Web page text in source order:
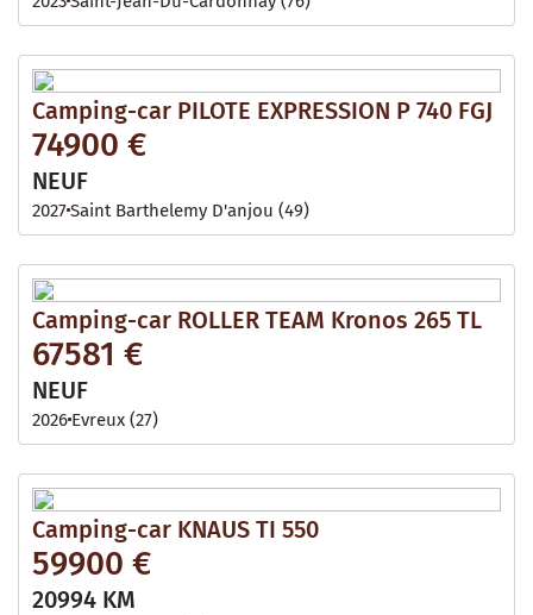
Camping-car PILOTE EXPRESSION P 740 FGJ
74900 €
NEUF
2027Saint Barthelemy D'anjou (49)
Camping-car ROLLER TEAM Kronos 265 TL
67581 €
NEUF
2026 Evreux (27)
Camping-car KNAUS TI 550
59900 €
20994 KM